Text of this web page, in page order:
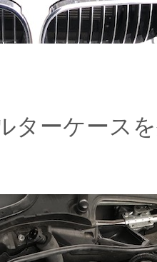
ターケース